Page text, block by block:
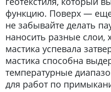
функцию. Поверх —
не забывайте делать
наносить разные слои,
мастика успевала
мастика способна
температурные
для работ по